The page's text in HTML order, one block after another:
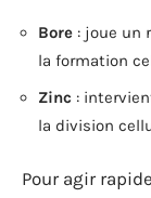
Bore : joue un
la formation
Zinc :
la division
Pour agir